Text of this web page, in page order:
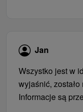
Jan
Wszystko jest w
wyjaśnić,
Informacje są